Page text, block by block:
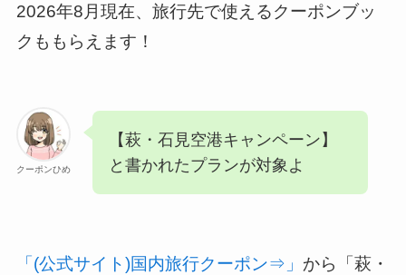
2026年8月現在、旅行先で使えるクーポンブッ
クももらえます！
クーポンひめ
【萩・石見空港キャンペーン】
と書かれたプランが対象よ
「(公式サイト)国内旅行クーポン⇒」 から「萩・